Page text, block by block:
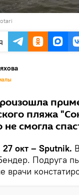
пляжа
смогла
окт – Sputnik.
Подруга
врачи